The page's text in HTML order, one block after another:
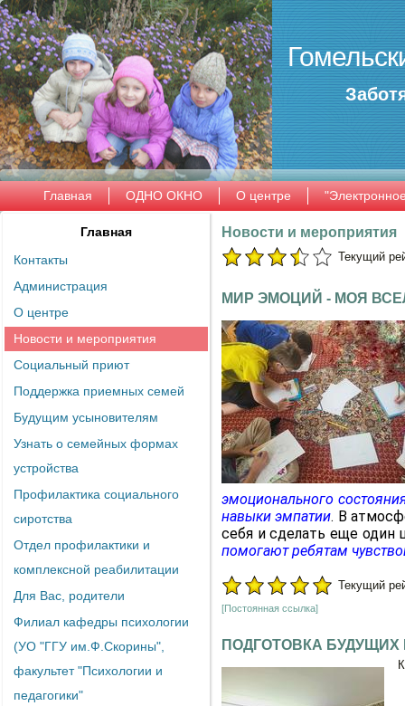
Главная ОДНО ОКНО О центре
Главная
Контакты
Администрация
О центре
Новости и мероприятия
Социальный приют
Поддержка приемных семей
Будущим усыновителям
Узнать о семейных формах
устройства
Профилактика социального
сиротства
Отдел профилактики и
комплексной реабилитации
Для Вас, родители
Филиал кафедры психологии
(УО "ГГУ им.Ф.Скорины",
факультет "Психологии и
педагогики"
Новости и мероприятия
Текущий
МИР ЭМОЦИЙ - МОЯ
эмоционального
навыки эмпатии. В
себя и сделать еще один
помогают ребятам
Текущий
[Постоянная ссылка]
ПОДГОТОВКА БУДУЩИХ